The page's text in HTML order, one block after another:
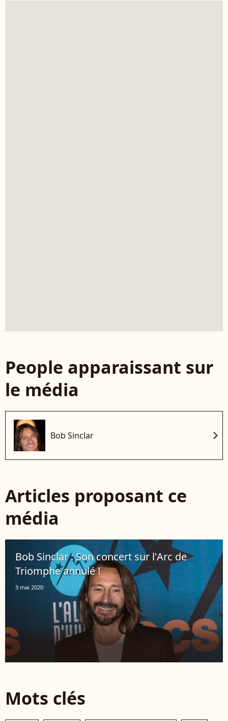
People apparaissant sur
le média
Bob Sinclar chevron_right
Articles proposant ce
média
Bob Sinclar : Son concert sur l'Arc de
Triomphe annulé !
3 mai 2020
Mots clés